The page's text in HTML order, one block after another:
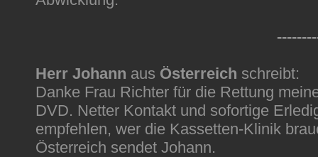
Herr Johann aus Österreich schreibt:
Danke Frau Richter für die Rettung
DVD. Netter Kontakt und sofortige
empfehlen, wer die Kassetten-Klinik
Österreich sendet Johann.